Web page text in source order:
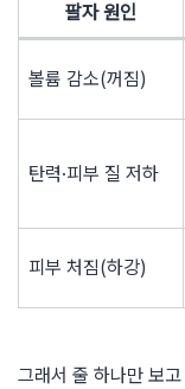
팔자 원인
볼륨 감소(꺼짐)
탄력·피부 질 저하
피부 처짐(하강)
그래서 줄 하나만 보고